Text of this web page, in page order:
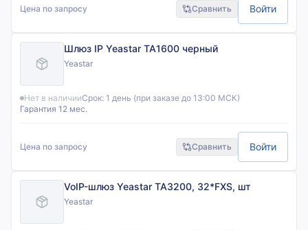
Цена по запросу Сравнить Войти
Шлюз IP Yeastar TA1600 черный
Yeastar
Нет в наличииСрок: 1 день (при заказе до 13:00 МСК)
Гарантия 12 мес.
Цена по запросу Сравнить Войти
VoIP-шлюз Yeastar TA3200, 32*FXS, шт
Yeastar